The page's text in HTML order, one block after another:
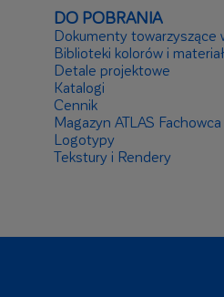
DO POBRANIA
Dokumenty towarzyszące
Biblioteki kolorów i
Detale projektowe
Katalogi
Cennik
Magazyn ATLAS Fachowca
Logotypy
Tekstury i Rendery